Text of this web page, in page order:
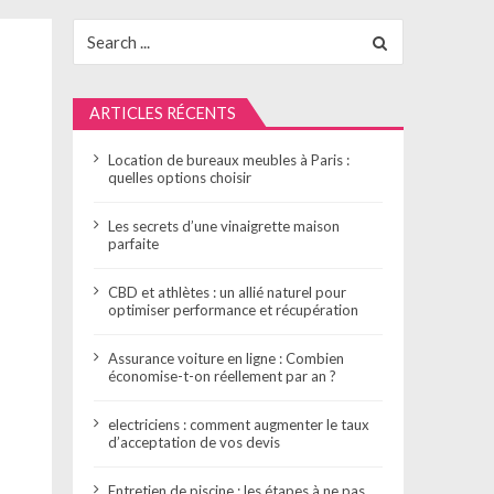
for:
ARTICLES RÉCENTS
Location de bureaux meubles à Paris :
quelles options choisir
Les secrets d’une vinaigrette maison
parfaite
CBD et athlètes : un allié naturel pour
optimiser performance et récupération
Assurance voiture en ligne : Combien
économise-t-on réellement par an ?
electriciens : comment augmenter le taux
d’acceptation de vos devis